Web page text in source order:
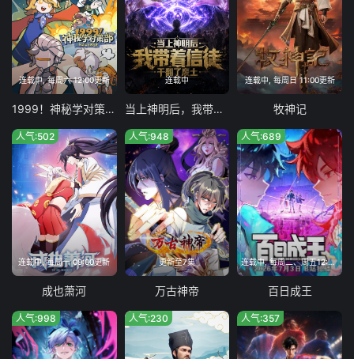
连载中, 每周六 12:00更新
1999！神秘学对策部中配版
连载中
当上神明后，我带着信徒干翻了废土
连载中, 每周日 11:00更新
牧神记
连载中, 每周一 09:00更新
人气:502
成也萧河
更新至7集
人气:948
万古神帝
连载中, 每周二、周五12:00更新
人气:689
百日成王
人气:998 人气:230 人气:357